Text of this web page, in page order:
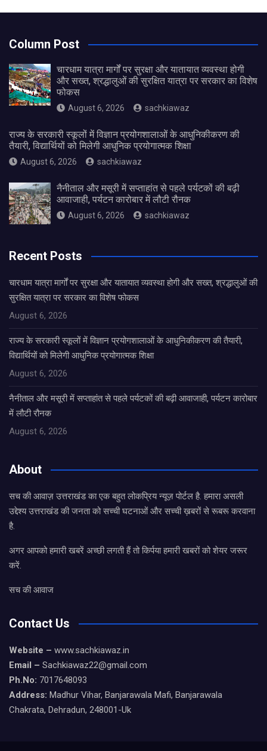
Column Post
चारधाम यात्रा मार्गों पर सुरक्षा और यातायात व्यवस्था होगी
और सख्त, श्रद्धालुओं की सुरक्षित यात्रा पर सरकार का विशेष
फोकस
August 6, 2026 sachkiawaz
राज्य के सरकारी स्कूलों में विज्ञान प्रयोगशालाओं के आधुनिकीकरण की
तैयारी, विद्यार्थियों को मिलेगी आधुनिक प्रयोगात्मक शिक्षा
August 6, 2026 sachkiawaz
नैनीताल और मसूरी में सप्ताहांत से पहले पर्यटकों की बढ़ी
आवाजाही, पर्यटन कारोबार में लौटी रौनक
August 6, 2026 sachkiawaz
Recent Posts
चारधाम यात्रा मार्गों पर सुरक्षा और यातायात व्यवस्था होगी और सख्त, श्रद्धालुओं की
सुरक्षित यात्रा पर सरकार का विशेष फोकस
August 6, 2026
राज्य के सरकारी स्कूलों में विज्ञान प्रयोगशालाओं के आधुनिकीकरण की तैयारी,
विद्यार्थियों को मिलेगी आधुनिक प्रयोगात्मक शिक्षा
August 6, 2026
नैनीताल और मसूरी में सप्ताहांत से पहले पर्यटकों की बढ़ी आवाजाही, पर्यटन कारोबार
में लौटी रौनक
August 6, 2026
About
सच की आवाज़ उत्तराखंड का एक बहुत लोकप्रिय न्यूज़ पोर्टल है. हमारा असली
उद्देश्य उत्तराखंड की जनता को सच्ची घटनाओं और सच्ची ख़बरों से रूबरू करवाना
है.
अगर आपको हमारी खबरें अच्छी लगती हैं तो किर्पया हमारी खबरों को शेयर जरूर
करें.
सच की आवाज
Contact Us
Website – www.sachkiawaz.in
Email – Sachkiawaz22@gmail.com
Ph.No: 7017648093
Address: Madhur Vihar, Banjarawala Mafi, Banjarawala
Chakrata, Dehradun, 248001-Uk